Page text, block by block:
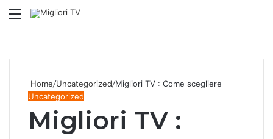
Menu
Home/Uncategorized/Migliori TV : Come scegliere
Uncategorized
Migliori TV :